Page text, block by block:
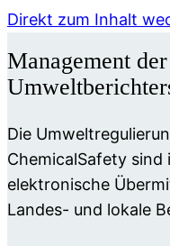
Direkt zum Inhalt
Management der
Die
ChemicalSafety
elektronische
Landes- und lokale